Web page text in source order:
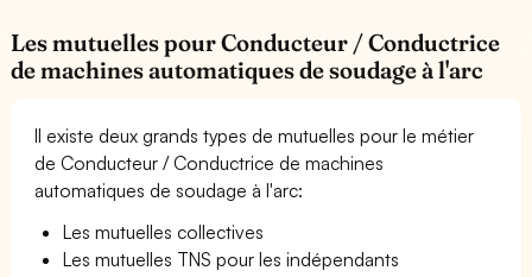
Les mutuelles pour Conducteur / Conductrice
de machines automatiques de soudage à l'arc
Il existe deux grands types de mutuelles pour le métier
de Conducteur / Conductrice de machines
automatiques de soudage à l'arc:
Les mutuelles collectives
Les mutuelles TNS pour les indépendants